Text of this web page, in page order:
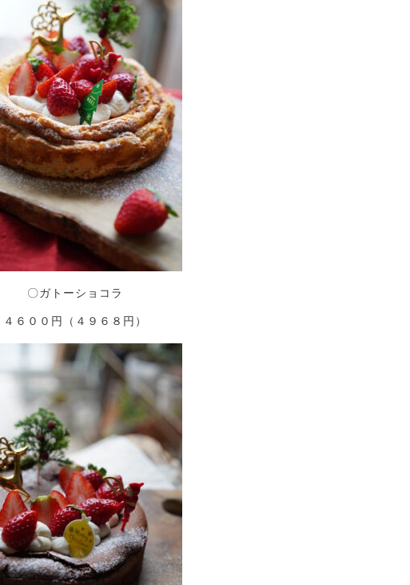
〇ガトーショコラ
４６００円（４９６８円）